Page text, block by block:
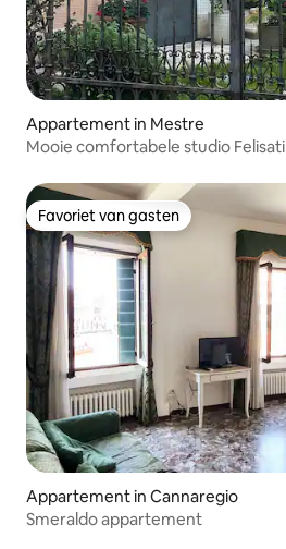
Appartement in Mestre
Mooie comfortabele studio Felisati
Favoriet van gasten
Favoriet van gasten
Appartement in Cannaregio
Smeraldo appartement